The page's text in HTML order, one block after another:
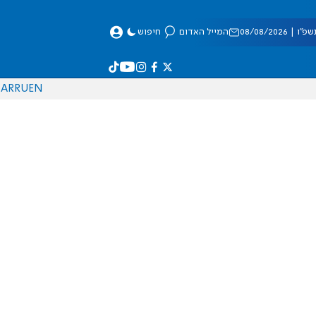
08/2026 המייל האדום חיפוש
EN
RU
AR